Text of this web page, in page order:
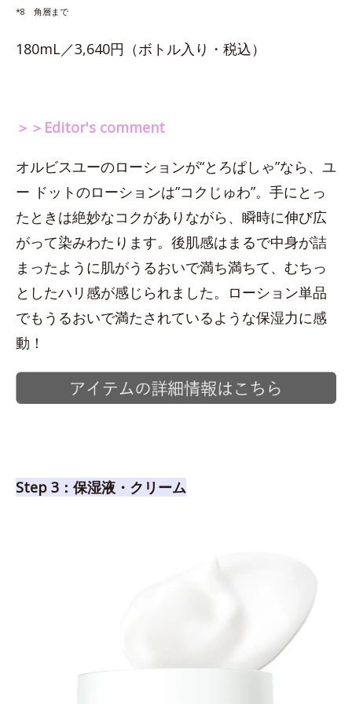
*8 角層まで
180mL／3,640円（ボトル入り・税込）
＞＞Editor's comment
オルビスユーのローションが“とろぱしゃ”なら、ユ
ー ドットのローションは”コクじゅわ”。手にとっ
たときは絶妙なコクがありながら、瞬時に伸び広
がって染みわたります。後肌感はまるで中身が詰
まったように肌がうるおいで満ち満ちて、むちっ
としたハリ感が感じられました。ローション単品
でもうるおいで満たされているような保湿力に感
動！
Step 3：保湿液・クリーム